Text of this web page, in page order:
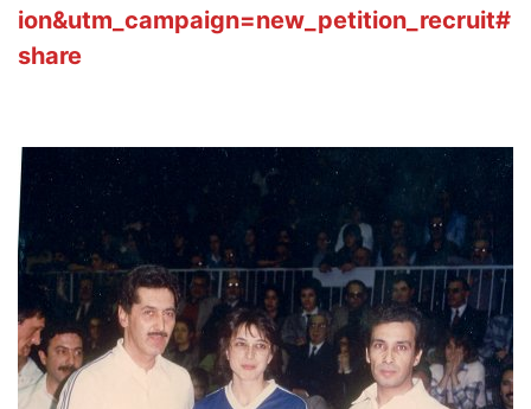
ion&utm_campaign=new_petition_recruit#
share